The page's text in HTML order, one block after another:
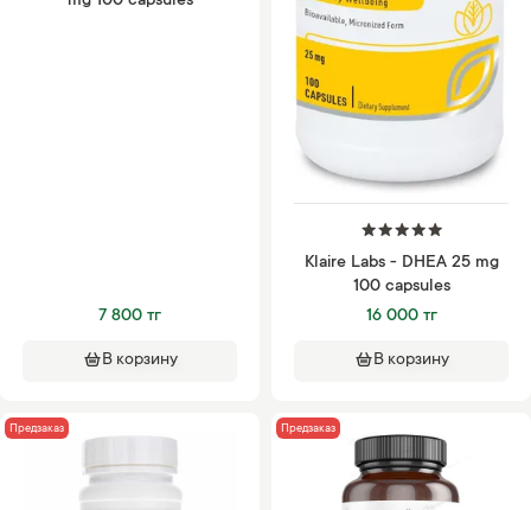
7 800 тг
В корзину
Klaire Labs - DHEA 25 mg
100 capsules
16 000 тг
В корзину
Предзаказ Предзаказ